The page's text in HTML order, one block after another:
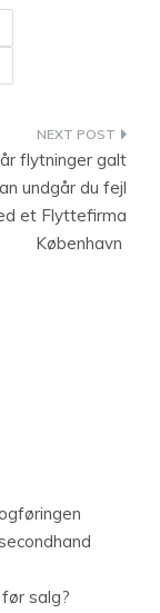
flytninger galt
undgår du fejl
et Flyttefirma
København
salg?